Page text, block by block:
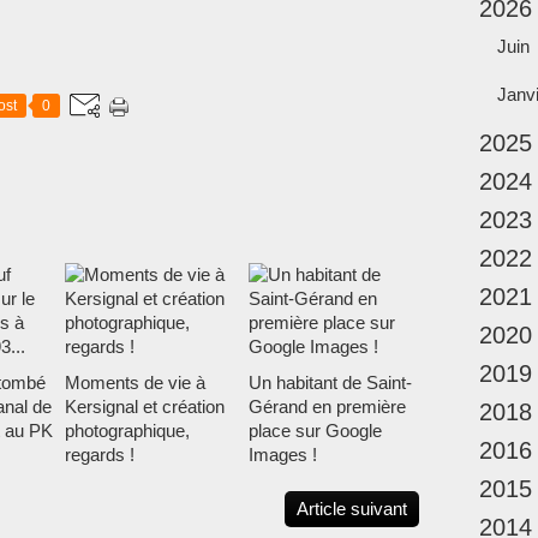
0
de
PK
Moments de vie à
Kersignal et création
photographique,
regards !
Un habitant de Saint-
Gérand en première
place sur Google
Images !
Article suivant
2026
Juin
2025
2024
2023
2022
2021
2020
2019
2018
2016
2015
2014